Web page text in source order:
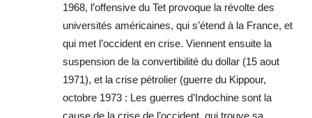
1968, l’offensive du Tet provoque la révolte des
universités américaines, qui s’étend à la France, et
qui met l’occident en crise. Viennent ensuite la
suspension de la convertibilité du dollar (15 aout
1971), et la crise pétrolier (guerre du Kippour,
octobre 1973 : Les guerres d’Indochine sont la
cause de la crise de l’occident, qui trouve sa